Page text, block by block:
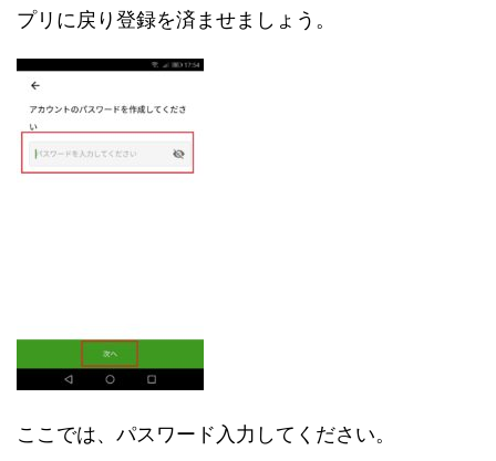
プリに戻り登録を済ませましょう。
ここでは、パスワード入力してください。